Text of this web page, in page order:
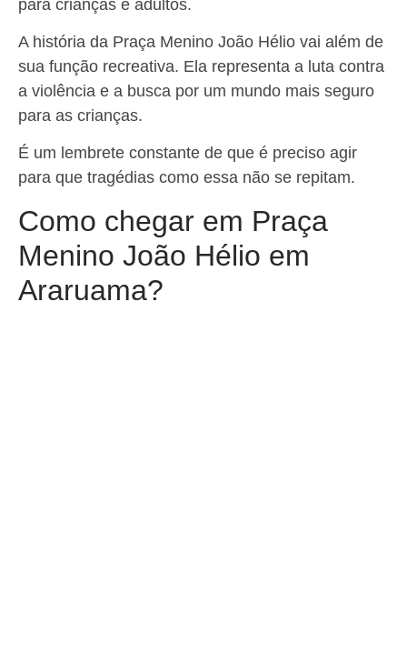
para crianças e adultos.
A história da Praça Menino João Hélio vai além de
sua função recreativa. Ela representa a luta contra
a violência e a busca por um mundo mais seguro
para as crianças.
É um lembrete constante de que é preciso agir
para que tragédias como essa não se repitam.
Como chegar em Praça
Menino João Hélio em
Araruama?